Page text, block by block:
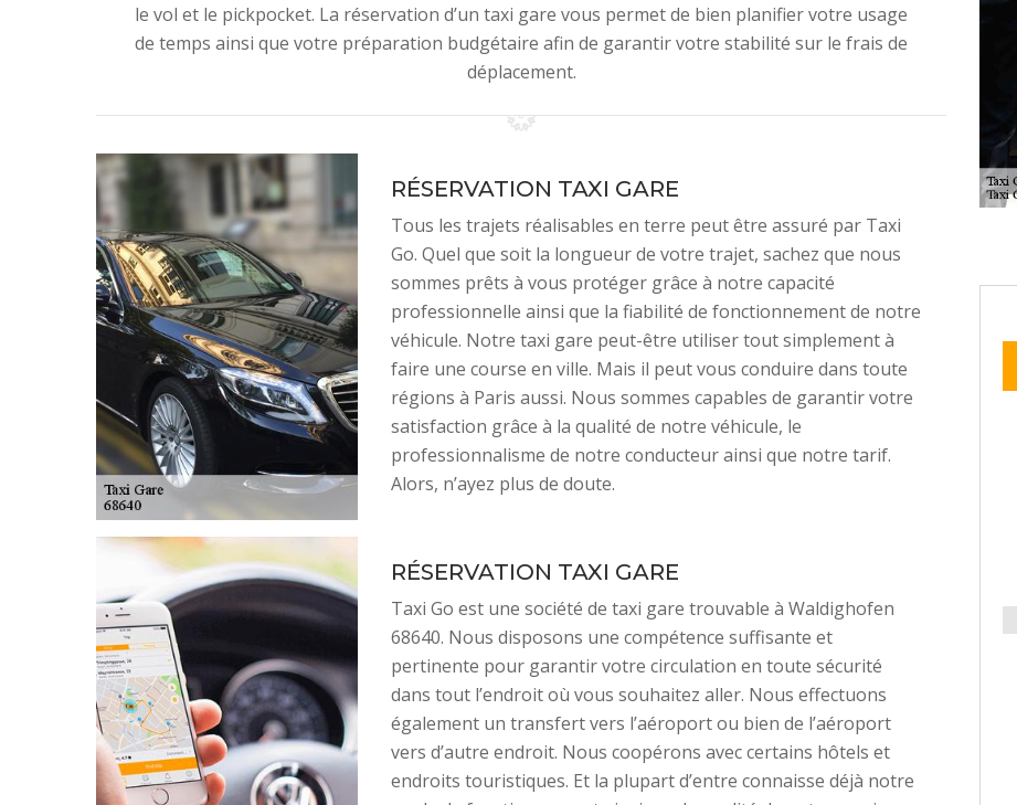
le vol et le pickpocket. La réservation d’un taxi gare vous permet de bien planifier votre usage
de temps ainsi que votre préparation budgétaire afin de garantir votre stabilité sur le frais de
déplacement.
RÉSERVATION TAXI GARE
Tous les trajets réalisables en terre peut être assuré par Taxi
Go. Quel que soit la longueur de votre trajet, sachez que nous
sommes prêts à vous protéger grâce à notre capacité
professionnelle ainsi que la fiabilité de fonctionnement de notre
véhicule. Notre taxi gare peut-être utiliser tout simplement à
faire une course en ville. Mais il peut vous conduire dans toute
régions à Paris aussi. Nous sommes capables de garantir votre
satisfaction grâce à la qualité de notre véhicule, le
professionnalisme de notre conducteur ainsi que notre tarif.
Alors, n’ayez plus de doute.
RÉSERVATION TAXI GARE
Taxi Go est une société de taxi gare trouvable à Waldighofen
68640. Nous disposons une compétence suffisante et
pertinente pour garantir votre circulation en toute sécurité
dans tout l’endroit où vous souhaitez aller. Nous effectuons
également un transfert vers l’aéroport ou bien de l’aéroport
vers d’autre endroit. Nous coopérons avec certains hôtels et
endroits touristiques. Et la plupart d’entre connaisse déjà notre